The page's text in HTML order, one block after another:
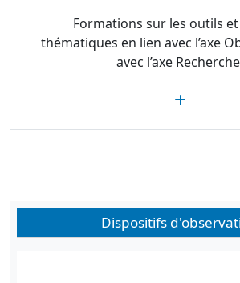
Formations sur les outils
thématiques en lien avec l’axe
avec l’axe
Dispositifs